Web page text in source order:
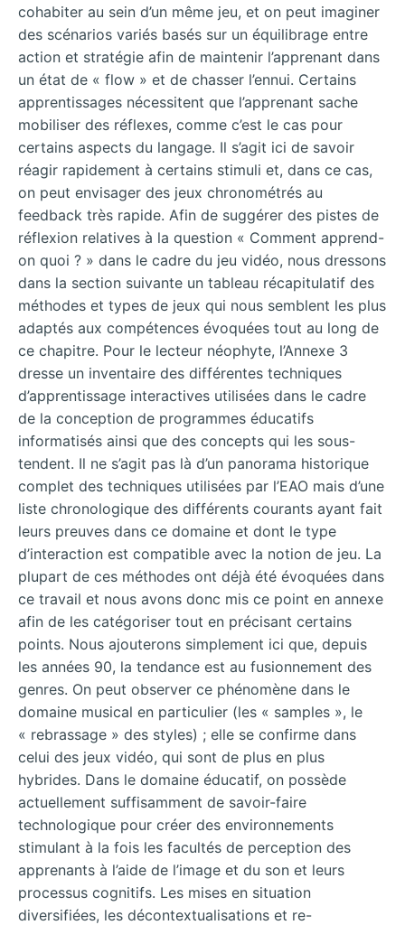
cohabiter au sein d’un même jeu, et on peut imaginer
des scénarios variés basés sur un équilibrage entre
action et stratégie afin de maintenir l’apprenant dans
un état de « flow » et de chasser l’ennui. Certains
apprentissages nécessitent que l’apprenant sache
mobiliser des réflexes, comme c’est le cas pour
certains aspects du langage. Il s’agit ici de savoir
réagir rapidement à certains stimuli et, dans ce cas,
on peut envisager des jeux chronométrés au
feedback très rapide. Afin de suggérer des pistes de
réflexion relatives à la question « Comment apprend-
on quoi ? » dans le cadre du jeu vidéo, nous dressons
dans la section suivante un tableau récapitulatif des
méthodes et types de jeux qui nous semblent les plus
adaptés aux compétences évoquées tout au long de
ce chapitre. Pour le lecteur néophyte, l’Annexe 3
dresse un inventaire des différentes techniques
d’apprentissage interactives utilisées dans le cadre
de la conception de programmes éducatifs
informatisés ainsi que des concepts qui les sous-
tendent. Il ne s’agit pas là d’un panorama historique
complet des techniques utilisées par l’EAO mais d’une
liste chronologique des différents courants ayant fait
leurs preuves dans ce domaine et dont le type
d’interaction est compatible avec la notion de jeu. La
plupart de ces méthodes ont déjà été évoquées dans
ce travail et nous avons donc mis ce point en annexe
afin de les catégoriser tout en précisant certains
points. Nous ajouterons simplement ici que, depuis
les années 90, la tendance est au fusionnement des
genres. On peut observer ce phénomène dans le
domaine musical en particulier (les « samples », le
« rebrassage » des styles) ; elle se confirme dans
celui des jeux vidéo, qui sont de plus en plus
hybrides. Dans le domaine éducatif, on possède
actuellement suffisamment de savoir-faire
technologique pour créer des environnements
stimulant à la fois les facultés de perception des
apprenants à l’aide de l’image et du son et leurs
processus cognitifs. Les mises en situation
diversifiées, les décontextualisations et re-